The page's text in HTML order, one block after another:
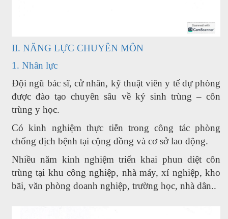
II. NĂNG LỰC CHUYÊN MÔN
1. Nhân lực
Đội ngũ bác sĩ, cử nhân, kỹ thuật viên y tế dự phòng
được đào tạo chuyên sâu về ký sinh trùng – côn
trùng y học.
Có kinh nghiệm thực tiễn trong công tác phòng
chống dịch bệnh tại cộng đồng và cơ sở lao động.
Nhiều năm kinh nghiệm triển khai phun diệt côn
trùng tại khu công nghiệp, nhà máy, xí nghiệp, kho
bãi, văn phòng doanh nghiệp, trường học, nhà dân..